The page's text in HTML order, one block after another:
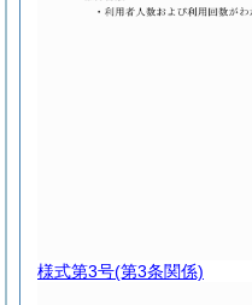
様式第3号(第3条関係)